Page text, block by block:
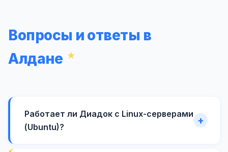
Вопросы и ответы в
Алдане
Работает ли Диадок с Linux-серверами
(Ubuntu)?